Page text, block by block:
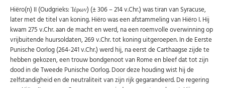
Hiëro(n) II (Oudgrieks: Ἱέρων) (± 306 – 214 v.Chr.) was tiran van Syracuse,
later met de titel van koning. Hiëro was een afstammeling van Hiëro I. Hij
kwam 275 v.Chr. aan de macht en werd, na een roemvolle overwinning op
vrijbuitende huursoldaten, 269 v.Chr. tot koning uitgeroepen. In de Eerste
Punische Oorlog (264-241 v.Chr.) werd hij, na eerst de Carthaagse zijde te
hebben gekozen, een trouw bondgenoot van Rome en bleef dat tot zijn
dood in de Tweede Punische Oorlog. Door deze houding wist hij de
zelfstandigheid en de neutraliteit van zijn rijk gegarandeerd. De regering